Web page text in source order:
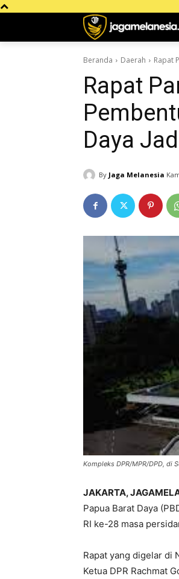
Beranda Daerah Rapat
Rapat
Daya
By Jaga Melanesia
Kompleks DPR/MPR/DPD, di
JAKARTA,
Papua Barat Daya
RI ke-28 masa
Rapat yang digelar di
Ketua DPR Rachmat